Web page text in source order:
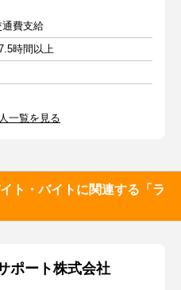
費支給
時間以上
一覧を見る
ト・バイトに関連する「ラ
ポート株式会社